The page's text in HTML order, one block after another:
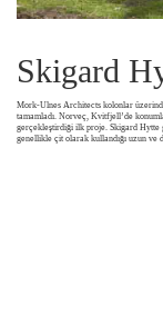
Skigard
Mork-Ulnes Architects kolonlar
tamamladı. Norveç, Kvitfjell’de
gerçekleştirdiği ilk proje. Skigard
genellikle çit olarak kullandığı uzun